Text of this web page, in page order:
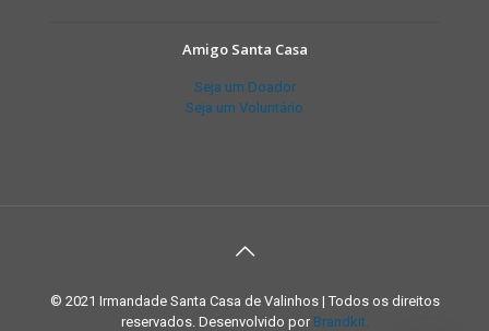
Amigo Santa Casa
Seja um Doador
Seja um Voluntário
© 2021 Irmandade Santa Casa de Valinhos | Todos os direitos
reservados. Desenvolvido por Brandkit.